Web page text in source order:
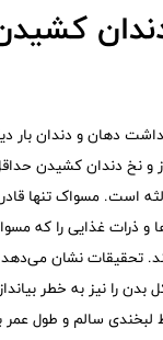
دهان و دندان بار
و نخ دندان کشیدن
است. مسواک تنها
و ذرات غذایی را که
تحقیقات نشان
را نیز به خطر
لبخندی سالم و طول